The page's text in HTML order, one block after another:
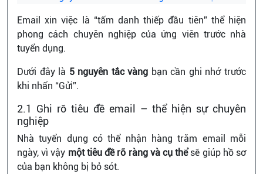
Email xin việc là “tấm danh thiếp đầu tiên” thể hiện
phong cách chuyên nghiệp của ứng viên trước nhà
tuyển dụng.
Dưới đây là 5 nguyên tắc vàng bạn cần ghi nhớ trước
khi nhấn “Gửi”.
2.1 Ghi rõ tiêu đề email – thể hiện sự chuyên
nghiệp
Nhà tuyển dụng có thể nhận hàng trăm email mỗi
ngày, vì vậy một tiêu đề rõ ràng và cụ thểsẽ giúp hồ sơ
của bạn không bị bỏ sót.